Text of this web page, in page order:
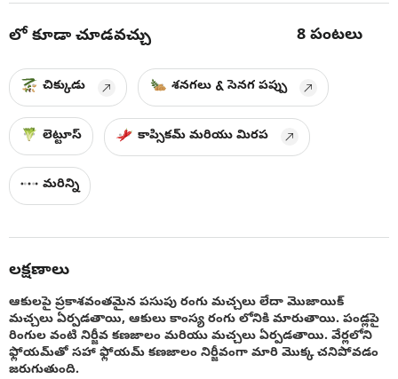
లో కూడా చూడవచ్చు 8 పంటలు
చిక్కుడు శనగలు & సెనగ పప్పు
లెట్టూస్ కాప్సికమ్ మరియు మిరప
మరిన్ని
లక్షణాలు
ఆకులపై ప్రకాశవంతమైన పసుపు రంగు మచ్చలు లేదా మొజాయిక్
మచ్చలు ఏర్పడతాయి, ఆకులు కాంస్య రంగు లోనికి మారుతాయి. పండ్లపై
రింగుల వంటి నిర్జీవ కణజాలం మరియు మచ్చలు ఏర్పడతాయి. వేర్లలోని
ఫ్లోయమ్‌తో సహా ఫ్లోయమ్ కణజాలం నిర్జీవంగా మారి మొక్క చనిపోవడం
జరుగుతుంది.